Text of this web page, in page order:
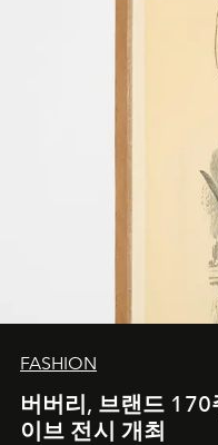
FASHION
버버리, 브랜드
이브 전시 개최